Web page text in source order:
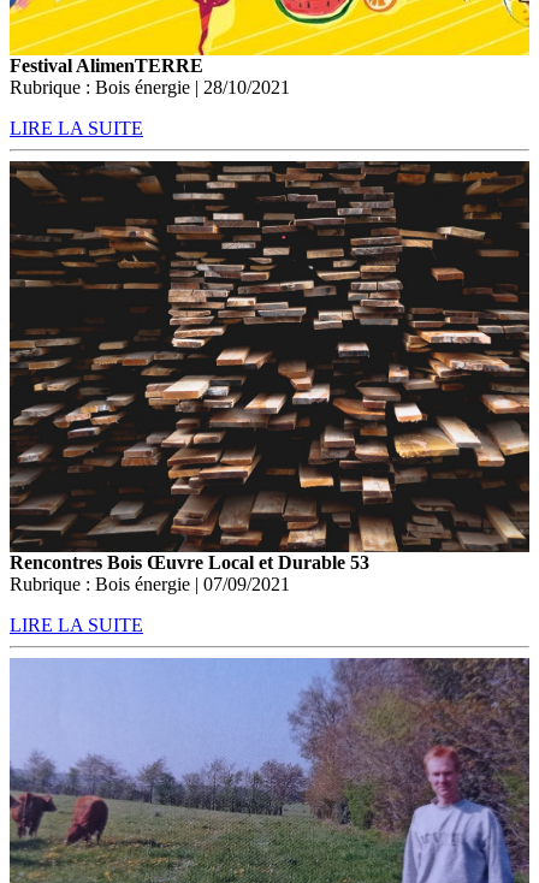
Festival AlimenTERRE
Rubrique : Bois énergie | 28/10/2021
LIRE LA SUITE
Rencontres Bois Œuvre Local et Durable 53
Rubrique : Bois énergie | 07/09/2021
LIRE LA SUITE